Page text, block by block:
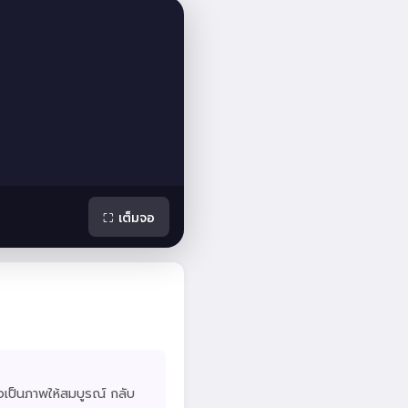
⛶ เต็มจอ
เป็นภาพให้สมบูรณ์ กลับ